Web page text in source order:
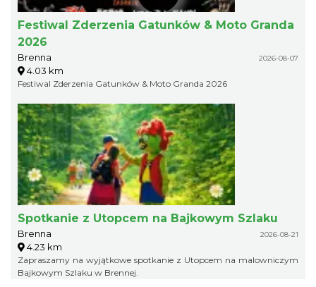
Festiwal Zderzenia Gatunków & Moto Granda
2026
Brenna 2026-08-07
4.03 km
Festiwal Zderzenia Gatunków & Moto Granda 2026
Spotkanie z Utopcem na Bajkowym Szlaku
Brenna 2026-08-21
4.23 km
Zapraszamy na wyjątkowe spotkanie z Utopcem na malowniczym
Bajkowym Szlaku w Brennej.